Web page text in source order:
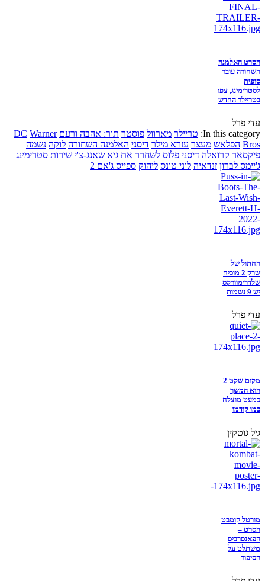
הסרט האלמנה
השחורה עובר
סופית
לסטרימינג, צפו
בטריילר החדש
עדי פרל
In this category: טריילר מארוול פוסטר תור: אהבה ורעם DC Warner
Bros הפלאש מעצר עזרא מילר דיסני האלמנה השחורה לוקה נשמה
פיקסאר קרואלה דיסני פלוס לשחרר את גיא שאנג-צ'י שירות סטרימינג
ג'יימס לברון זנדאיה לוני טונס ליהוק ספייס ג'אם 2
החתול של
שרק 2 מוכיח
שלדרימוורקס
יש 9 נשמות
עדי פרל
מקום שקט 2
הוא המשך
כמעט מוצלח
כמו קודמו
גיל גוטקין
מורטל קומבט
הסרט –
הפאנסרביס
משתלט על
הסיפור